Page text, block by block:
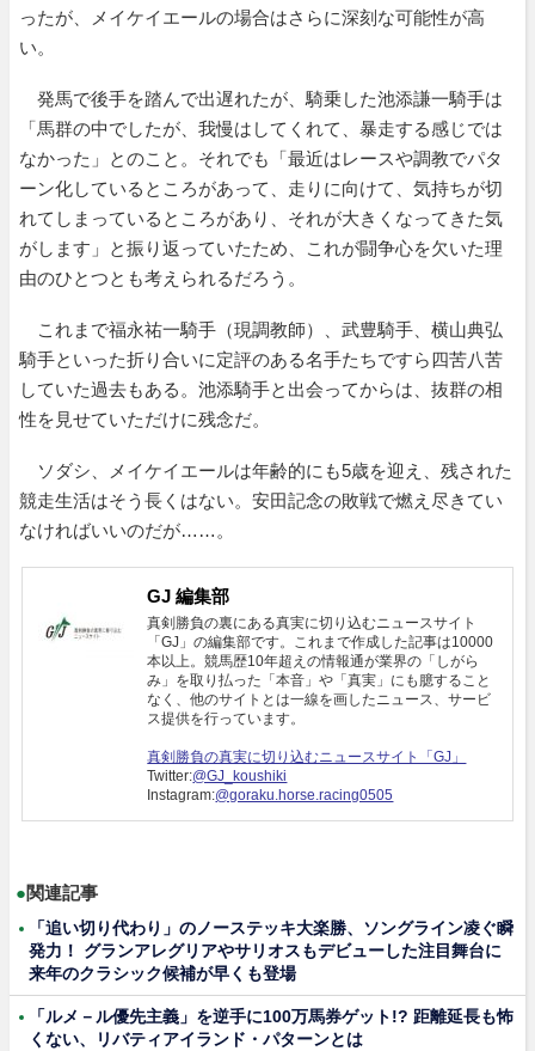
ったが、メイケイエールの場合はさらに深刻な可能性が高
い。
発馬で後手を踏んで出遅れたが、騎乗した池添謙一騎手は
「馬群の中でしたが、我慢はしてくれて、暴走する感じでは
なかった」とのこと。それでも「最近はレースや調教でパタ
ーン化しているところがあって、走りに向けて、気持ちが切
れてしまっているところがあり、それが大きくなってきた気
がします」と振り返っていたため、これが闘争心を欠いた理
由のひとつとも考えられるだろう。
これまで福永祐一騎手（現調教師）、武豊騎手、横山典弘
騎手といった折り合いに定評のある名手たちですら四苦八苦
していた過去もある。池添騎手と出会ってからは、抜群の相
性を見せていただけに残念だ。
ソダシ、メイケイエールは年齢的にも5歳を迎え、残された
競走生活はそう長くはない。安田記念の敗戦で燃え尽きてい
なければいいのだが……。
GJ 編集部
真剣勝負の裏にある真実に切り込むニュースサイト
「GJ」の編集部です。これまで作成した記事は10000
本以上。競馬歴10年超えの情報通が業界の「しがら
み」を取り払った「本音」や「真実」にも臆すること
なく、他のサイトとは一線を画したニュース、サービ
ス提供を行っています。
真剣勝負の真実に切り込むニュースサイト「GJ」
Twitter:@GJ_koushiki
Instagram:@goraku.horse.racing0505
●関連記事
「追い切り代わり」のノーステッキ大楽勝、ソングライン凌ぐ瞬
発力！ グランアレグリアやサリオスもデビューした注目舞台に
来年のクラシック候補が早くも登場
「ルメ－ル優先主義」を逆手に100万馬券ゲット!? 距離延長も怖
くない、リバティアイランド・パターンとは